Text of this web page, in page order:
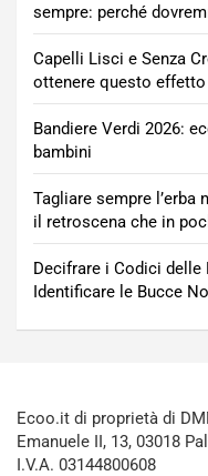
sempre: perché
Capelli Lisci e Senza
ottenere questo effetto
Bandiere Verdi 2026:
bambini
Tagliare sempre
il retroscena che in
Decifrare i Codici delle
Identificare le Bucce
Ecoo.it di proprietà di
Emanuele II, 13, 03018
I.V.A. 03144800608